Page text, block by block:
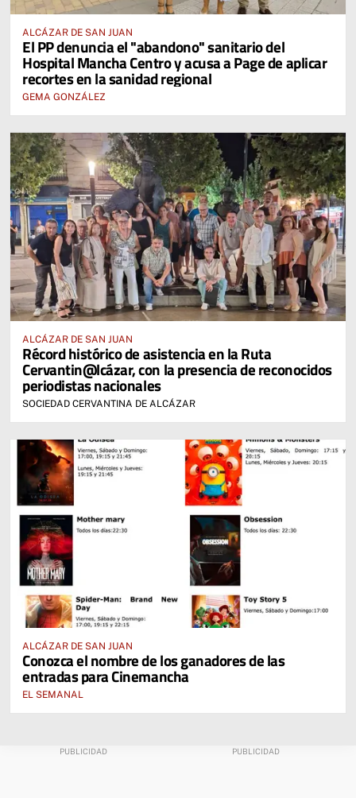
ALCÁZAR DE SAN JUAN
El PP denuncia el "abandono" sanitario del
Hospital Mancha Centro y acusa a Page de aplicar
recortes en la sanidad regional
GEMA GONZÁLEZ
ALCÁZAR DE SAN JUAN
Récord histórico de asistencia en la Ruta
Cervantin@lcázar, con la presencia de reconocidos
periodistas nacionales
SOCIEDAD CERVANTINA DE ALCÁZAR
ALCÁZAR DE SAN JUAN
Conozca el nombre de los ganadores de las
entradas para Cinemancha
EL SEMANAL